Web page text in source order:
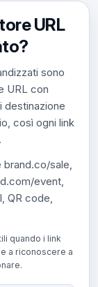
URL
sono
URL con
destinazione
così ogni link
brand.co/sale,
event,
QR code,
quando i link
a riconoscere a